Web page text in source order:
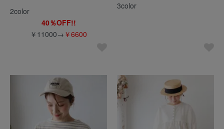
2color
40％OFF!!
￥11000→ ￥6600
3color